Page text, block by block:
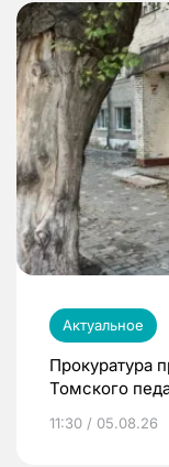
Актуальное
Прокуратура
Томского
11:30 / 05.08.26